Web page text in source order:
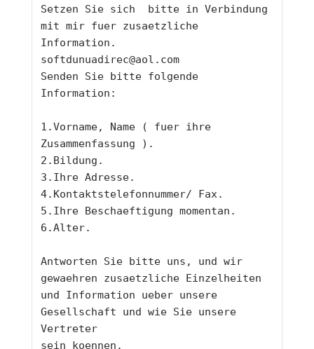
Setzen Sie sich  bitte in Verbindung
mit mir fuer zusaetzliche
Information.
softdunuadirec@aol.com
Senden Sie bitte folgende
Information:
1.Vorname, Name ( fuer ihre
Zusammenfassung ).
2.Bildung.
3.Ihre Adresse.
4.Kontaktstelefonnummer/ Fax.
5.Ihre Beschaeftigung momentan.
6.Alter.
Antworten Sie bitte uns, und wir
gewaehren zusaetzliche Einzelheiten
und Information ueber unsere
Gesellschaft und wie Sie unsere
Vertreter
sein koennen.